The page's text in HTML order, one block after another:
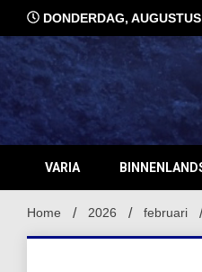
inhoud
DONDERDAG,
VARIA
Home 2026 februari